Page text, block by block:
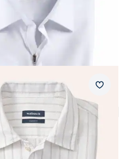
Fit.
Kragen-Hemd
3,7 (7)